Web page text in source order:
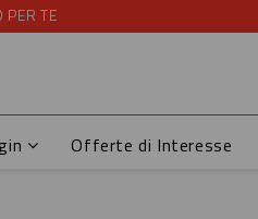
PER TE
Offerte di Interesse